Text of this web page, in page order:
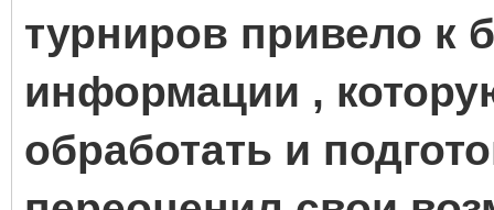
турниров привело к
информации ,
обработать и